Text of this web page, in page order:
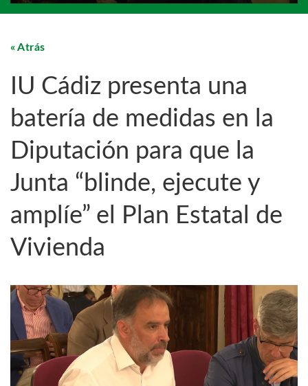
Atrás
IU Cádiz presenta una
batería de medidas en la
Diputación para que la
Junta “blinde, ejecute y
amplíe” el Plan Estatal de
Vivienda